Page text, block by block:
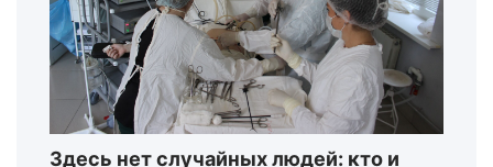
Здесь нет случайных людей: кто и